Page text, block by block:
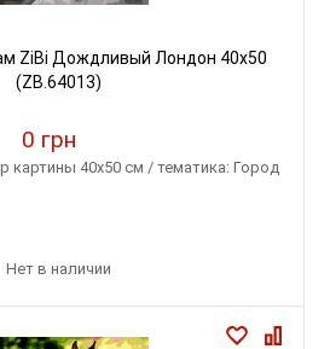
ZiBi Дождливый Лондон 40х50
(ZB.64013)
0 грн
картины 40х50 см / тематика: Город
Нет в наличии